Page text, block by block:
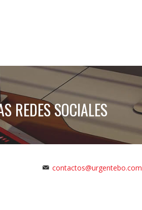
REDES SOCIALES
contactos@urgentebo.com